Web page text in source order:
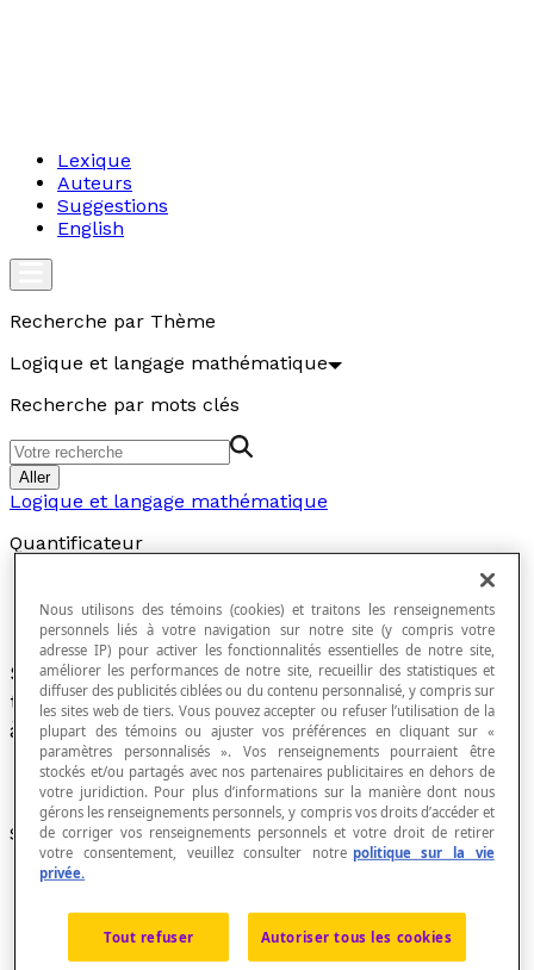
Lexique
Auteurs
Suggestions
English
Recherche par Thème
Logique et langage mathématique
Recherche par mots clés
Aller
Logique et langage mathématique
Quantificateur
Symbole indiquant qu'une propriété s'applique à
tous les éléments d'un ensemble ou seulement
à certains d'entre eux.
Symboles
Lequantificateur universel
élément de l'ensemble E » ou « quel que soit
élément de l'ensemble E ».
Nous utilisons des témoins (cookies) et traitons les renseignements
personnels liés à votre navigation sur notre site (y compris votre
adresse IP) pour activer les fonctionnalités essentielles de notre site,
améliorer les performances de notre site, recueillir des statistiques et
diffuser des publicités ciblées ou du contenu personnalisé, y compris sur
les sites web de tiers. Vous pouvez accepter ou refuser l’utilisation de la
plupart des témoins ou ajuster vos préférences en cliquant sur «
paramètres personnalisés ». Vos renseignements pourraient être
stockés et/ou partagés avec nos partenaires publicitaires en dehors de
votre juridiction. Pour plus d’informations sur la manière dont nous
gérons les renseignements personnels, y compris vos droits d’accéder et
de corriger vos renseignements personnels et votre droit de retirer
votre consentement, veuillez consulter notre politique sur la vie
privée.
Tout refuser Autoriser tous les cookies